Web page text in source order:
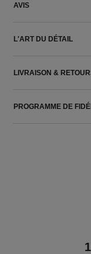
AVIS
L'ART DU DÉTAIL
LIVRAISON &
PROGRAMME DE